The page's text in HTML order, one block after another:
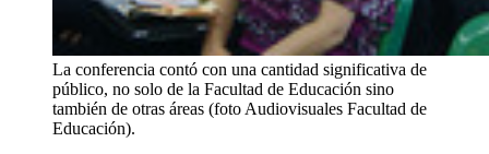
La conferencia contó con una cantidad significativa de
público, no solo de la Facultad de Educación sino
también de otras áreas (foto Audiovisuales Facultad de
Educación).